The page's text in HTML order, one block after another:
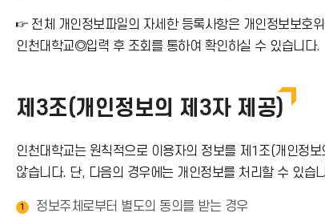
☞ 전체 개인정보파일의 자세한 등록사항은 개인정보보
인천대학교◎입력 후 조회를 통하여 확인하실 수 있습니다.
제3조(개인정보의 제3자 제공)
인천대학교는 원칙적으로 이용자의 정보를 제1조(개인정
않습니다. 단, 다음의 경우에는 개인정보를 처리할 수 있습
1 정보주체로부터 별도의 동의를 받는 경우